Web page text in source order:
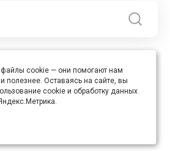
права защищены
Москва, ул. Бауманская, д.20, стр. 3
файлы cookie — они помогают нам
полезнее. Оставаясь на сайте, вы
cookie и обработку данных